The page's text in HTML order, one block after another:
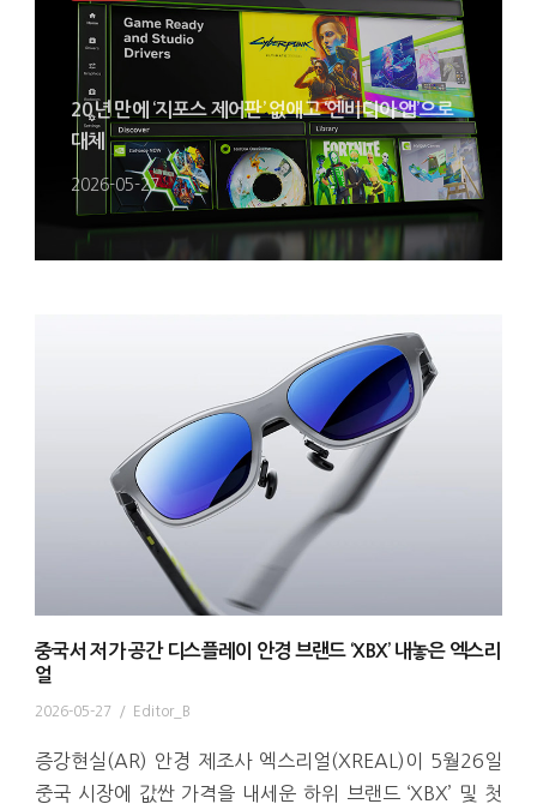
20년 만에 ‘지포스 제어판’ 없애고 ‘엔비디아 앱’으로
대체
2026-05-27
중국서 저가 공간 디스플레이 안경 브랜드 ‘XBX’ 내놓은 엑스리
얼
2026-05-27 / Editor_B
증강현실(AR) 안경 제조사 엑스리얼(XREAL)이 5월26일
중국 시장에 값싼 가격을 내세운 하위 브랜드 ‘XBX’ 및 첫